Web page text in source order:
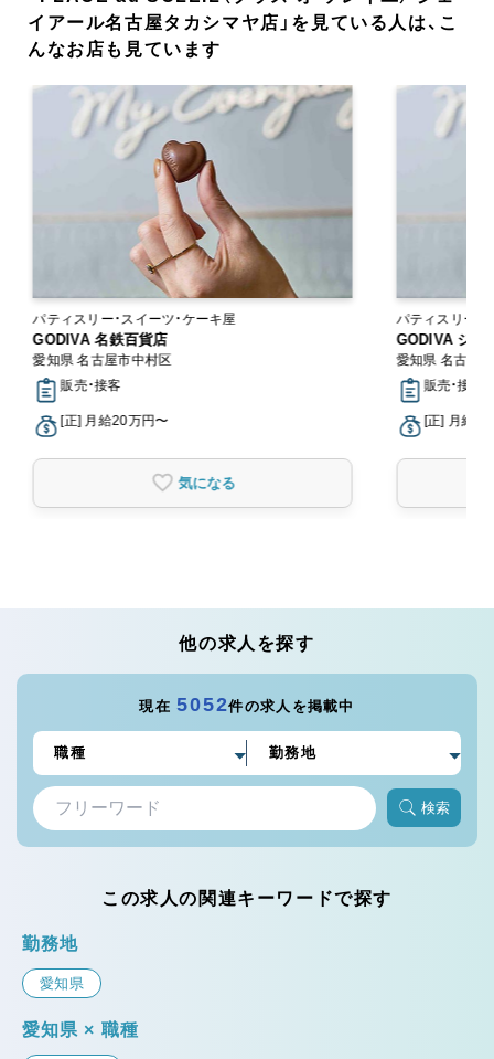
イアール名古屋タカシマヤ店」を見ている人は、こ
んなお店も見ています
パティスリー・スイーツ・ケーキ屋
GODIVA 名鉄百貨店
愛知県 名古屋市中村区
販売・接客
[正] 月給20万円〜
気になる
パティスリー・
GODIVA ジェ
愛知県 名古屋
販売・接客
[正] 月給
他の求人を探す
現在5052件の求人を掲載中
検索
この求人の関連キーワードで探す
勤務地
愛知県
愛知県 × 職種